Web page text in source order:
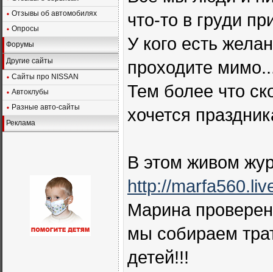
Отзывы об автомобилях
Опросы
Форумы
Другие сайты
Сайты про NISSAN
Автоклубы
Разные авто-сайты
Реклама
что-то в груди
У кого есть
проходите
Тем более что
хочется
В этом живом
http://
Марина
мы собираем
детей!!!